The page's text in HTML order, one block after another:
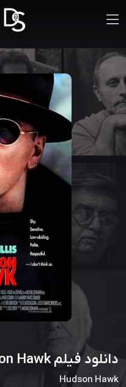
دانلود فیلم Hudson Hawk
Hudson Hawk